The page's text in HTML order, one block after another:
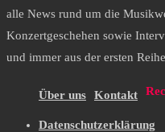
alle News rund um die
Konzertgeschehen sowie
und immer aus der ersten
Über uns Kontakt
Datenschutzerklärung